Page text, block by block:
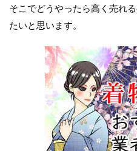
そこでどうやったら高く売れ
たいと思います。